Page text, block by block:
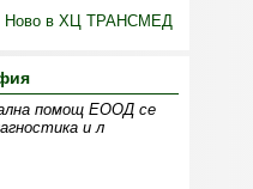
Ново в ХЦ ТРАНСМЕД
помощ ЕООД се
и л